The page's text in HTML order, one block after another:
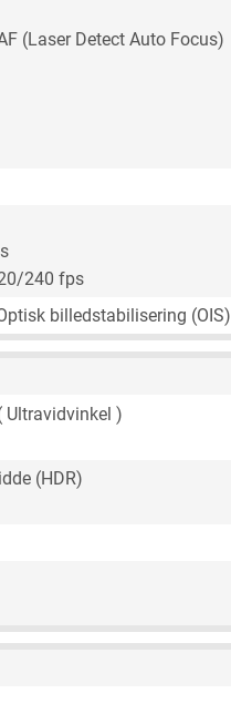
(Laser Detect Auto Focus)
240 fps
billedstabilisering (OIS)
Ultravidvinkel )
(HDR)